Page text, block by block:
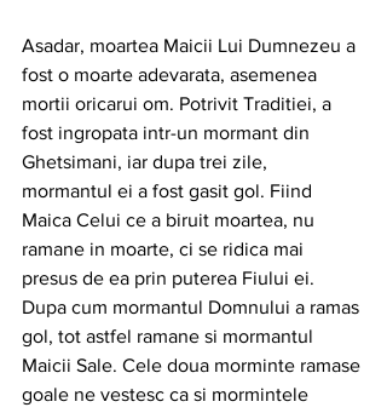
Asadar, moartea Maicii Lui Dumnezeu a
fost o moarte adevarata, asemenea
mortii oricarui om. Potrivit Traditiei, a
fost ingropata intr-un mormant din
Ghetsimani, iar dupa trei zile,
mormantul ei a fost gasit gol. Fiind
Maica Celui ce a biruit moartea, nu
ramane in moarte, ci se ridica mai
presus de ea prin puterea Fiului ei.
Dupa cum mormantul Domnului a ramas
gol, tot astfel ramane si mormantul
Maicii Sale. Cele doua morminte ramase
goale ne vestesc ca si mormintele